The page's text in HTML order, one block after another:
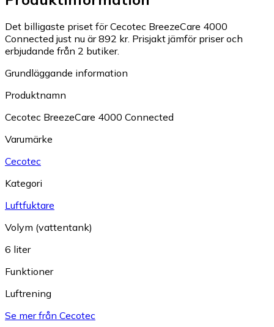
Det billigaste priset för Cecotec BreezeCare 4000
Connected just nu är 892 kr. Prisjakt jämför priser och
erbjudande från 2 butiker.
Grundläggande information
Produktnamn
Cecotec BreezeCare 4000 Connected
Varumärke
Cecotec
Kategori
Luftfuktare
Volym (vattentank)
6 liter
Funktioner
Luftrening
Se mer från Cecotec